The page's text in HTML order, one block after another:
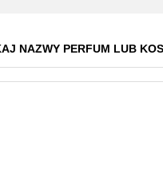
NAZWY PERFUM LUB